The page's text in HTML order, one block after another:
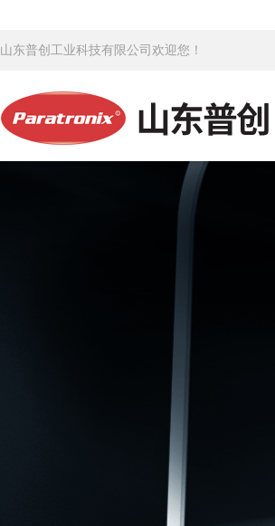
山东普创工业科技有限公司欢迎您！